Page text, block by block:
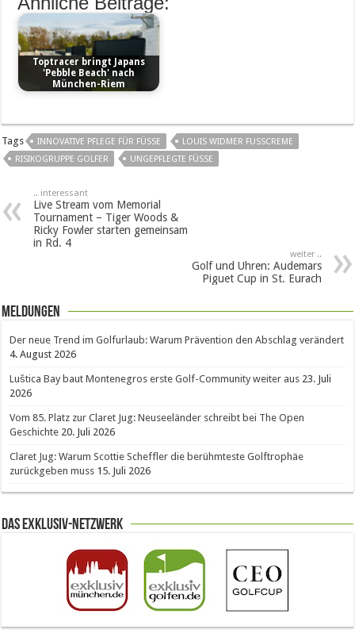
Toptracer bringt Japans
'Pebble Beach' nach
München-Riem
Tags INNOVATIVE PFLEGE FÜR FÜSSE
LOUIS WIDMER FUSSCREME
RISIKOGRUPPE GOLFER
UNGEPFLEGTE FÜSSE
.. interessant
Live Stream vom Memorial
Tournament – Tiger Woods &
Ricky Fowler starten gemeinsam
in Rd. 4
weiter ..
Golf und Uhren: Audemars
Piguet Cup in St. Eurach
Meldungen
Der neue Trend im Golfurlaub: Warum Prävention den Abschlag verändert
4. August 2026
Luštica Bay baut Montenegros erste Golf-Community weiter aus 23. Juli
2026
Vom 85. Platz zur Claret Jug: Neuseeländer schreibt bei The Open
Geschichte 20. Juli 2026
Claret Jug: Warum Scottie Scheffler die berühmteste Golftrophäe
zurückgeben muss 15. Juli 2026
Das Exklusiv-Netzwerk